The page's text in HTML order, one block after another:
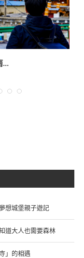
...
想城堡親子遊記
道大人也需要森林
」的相遇